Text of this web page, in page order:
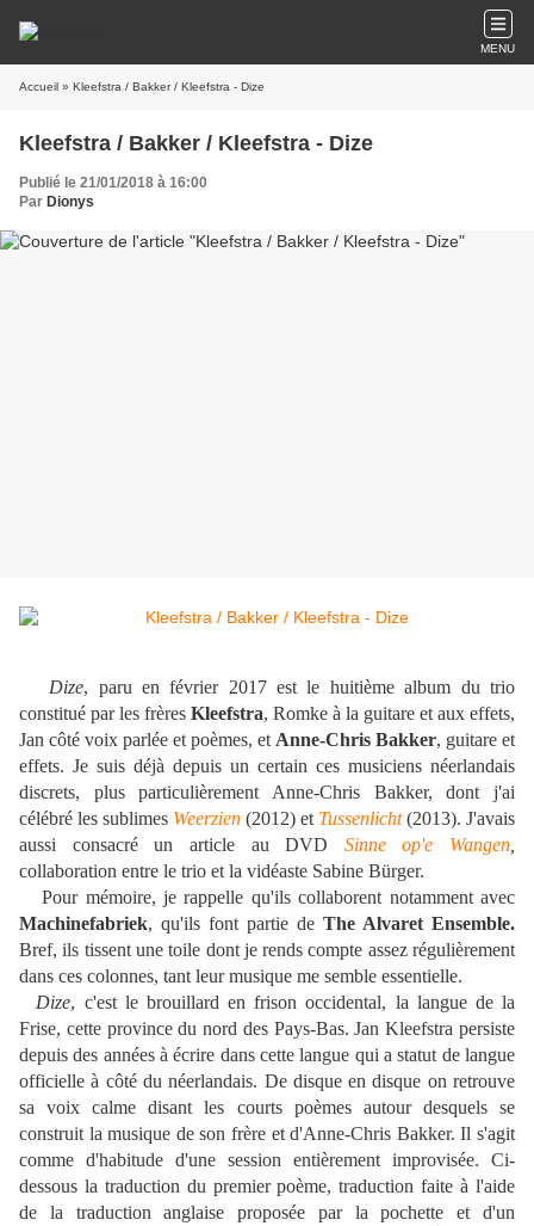
MENU
Accueil » Kleefstra / Bakker / Kleefstra - Dize
Kleefstra / Bakker / Kleefstra - Dize
Publié le 21/01/2018 à 16:00
Par Dionys
Dize, paru en février 2017 est le huitième album du trio
constitué par les frères Kleefstra, Romke à la guitare et aux effets,
Jan côté voix parlée et poèmes, et Anne-Chris Bakker, guitare et
effets. Je suis déjà depuis un certain ces musiciens néerlandais
discrets, plus particulièrement Anne-Chris Bakker, dont j'ai
célébré les sublimes Weerzien (2012) et Tussenlicht (2013). J'avais
aussi consacré un article au DVD Sinne op'e Wangen
collaboration entre le trio et la vidéaste Sabine Bürger.
Pour mémoire, je rappelle qu'ils collaborent notamment avec
Machinefabriek, qu'ils font partie de The Alvaret Ensemble.
Bref, ils tissent une toile dont je rends compte assez régulièrement
dans ces colonnes, tant leur musique me semble essentielle.
Dize, c'est le brouillard en frison occidental, la langue de la
Frise, cette province du nord des Pays-Bas. Jan Kleefstra persiste
depuis des années à écrire dans cette langue qui a statut de langue
officielle à côté du néerlandais. De disque en disque on retrouve
sa voix calme disant les courts poèmes autour desquels se
construit la musique de son frère et d'Anne-Chris Bakker. Il s'agit
comme d'habitude d'une session entièrement improvisée. Ci-
dessous la traduction du premier poème, traduction faite à l'aide
de la traduction anglaise proposée par la pochette et d'un